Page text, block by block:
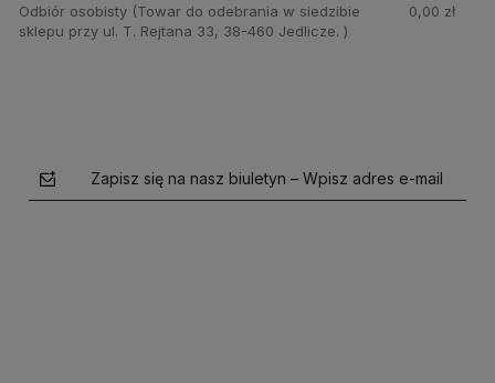
Odbiór osobisty(Towar do odebrania w siedzibie
sklepu przy ul. T. Rejtana 33, 38-460 Jedlicze. )
0,00 zł
Zapisz się na nasz biuletyn – Wpisz adres e-mail